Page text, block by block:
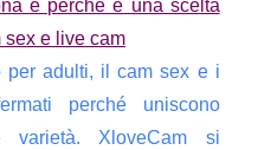
e perché è una scelta
sex e live cam
per adulti, il cam sex e i
perché uniscono
varietà. XloveCam si